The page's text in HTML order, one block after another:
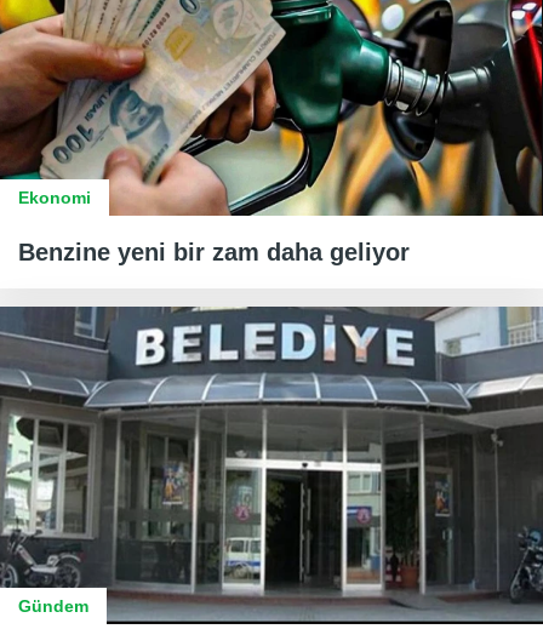
Ekonomi
Benzine yeni bir zam daha geliyor
Gündem